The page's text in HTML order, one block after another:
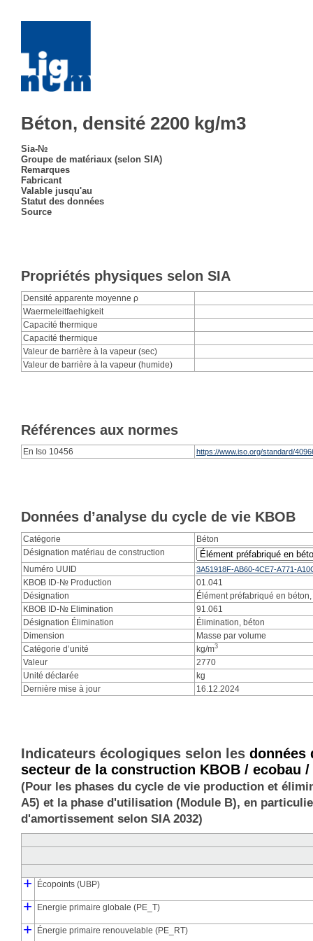
Béton, densité 2200 kg/m3
Sia-№
Groupe de matériaux (selon SIA)
Remarques
Fabricant
Valable jusqu'au
Statut des données
Source
Propriétés physiques selon SIA
Densité apparente moyenne ρ
Waermeleitfaehigkeit
Capacité thermique
Capacité thermique
Valeur de barrière à la vapeur (sec)
Valeur de barrière à la vapeur (humide)
Références aux normes
En Iso 10456 https://www.iso.org/standard/
Données d’analyse du cycle de vie KBOB
Catégorie
Béton
Désignation matériau de construction
Numéro UUID
3A51918F-AB60-4CE7-A771-
KBOB ID-№ Production
01.041
Désignation
Élément préfabriqué en
KBOB ID-№ Elimination
91.061
Désignation Élimination
Élimination, béton
Dimension
Masse par volume
Catégorie d’unité
kg/m3
Valeur
2770
Unité déclarée
kg
Dernière mise à jour
16.12.2024
Indicateurs écologiques selon les données
secteur de la construction KBOB / ecobau /
(Pour les phases du cycle de vie production et
A5) et la phase d'utilisation (Module B), en
d'amortissement selon SIA 2032)
+ Écopoints (UBP)
┣ Points d'impact environnemental de la production (UBP_pro)
┗ Points d'impact environnemental de l'élimination (UBP_dis)
+ Energie primaire globale (PE_T)
┣ Energie primaire de production (PE_pro)
┃ ┣ Production d'énergie primaire, énergétiquement consommée
┃ ┗ Production d'énergie primaire, matériellement liée (PE_M_pro)
┗ Énergie primaire de l'élimination (PE_dis)
+ Énergie primaire renouvelable (PE_RT)